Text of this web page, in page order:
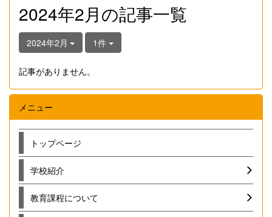
2024年2月の記事一覧
2024年2月 1件
記事がありません。
メニュー
トップページ
学校紹介
教育課程について